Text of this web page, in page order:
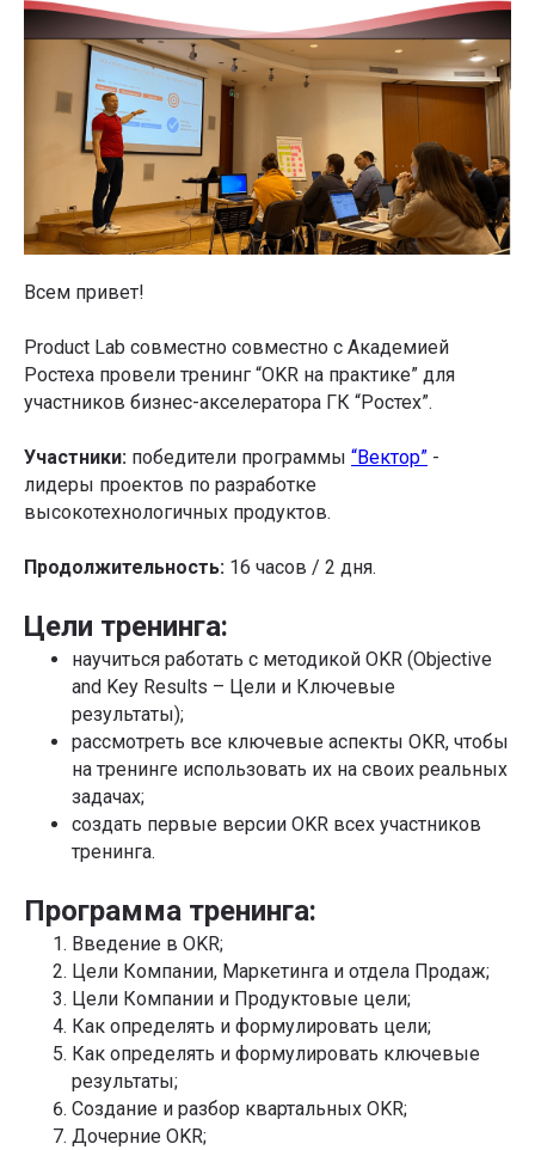
Всем привет!
Product Lab совместно совместно с Академией
Ростеха провели тренинг “OKR на практике” для
участников бизнес-акселератора ГК “Ростех”.
Участники: победители программы “Вектор” -
лидеры проектов по разработке
высокотехнологичных продуктов.
Продолжительность: 16 часов / 2 дня.
Цели тренинга:
научиться работать с методикой OKR (Objective
and Key Results – Цели и Ключевые
результаты);
рассмотреть все ключевые аспекты OKR, чтобы
на тренинге использовать их на своих реальных
задачах;
создать первые версии OKR всех участников
тренинга.
Программа тренинга:
Введение в OKR;
Цели Компании, Маркетинга и отдела Продаж;
Цели Компании и Продуктовые цели;
Как определять и формулировать цели;
Как определять и формулировать ключевые
результаты;
Создание и разбор квартальных OKR;
Дочерние OKR;